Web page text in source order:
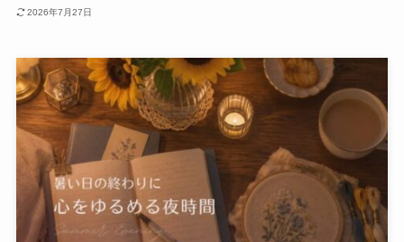
2026年7月27日